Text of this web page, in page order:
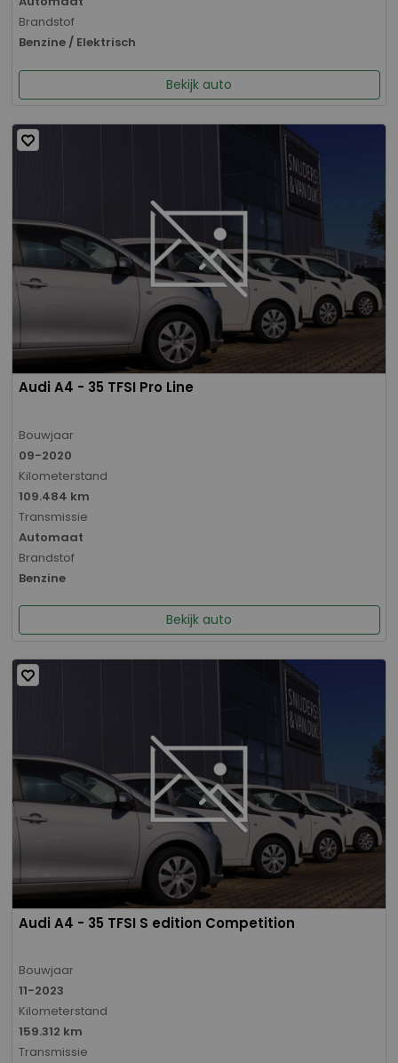
Brandstof
Benzine / Elektrisch
Bekijk auto
Audi A4 - 35 TFSI Pro Line
Bouwjaar
09-2020
Kilometerstand
109.484 km
Transmissie
Automaat
Brandstof
Benzine
Bekijk auto
Audi A4 - 35 TFSI S edition Competition
Bouwjaar
11-2023
Kilometerstand
159.312 km
Transmissie